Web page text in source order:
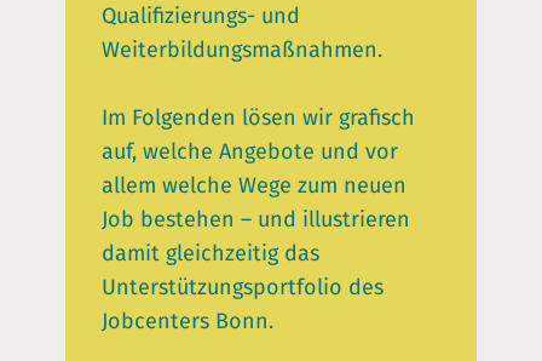
Qualifizierungs- und
Weiterbildungsmaßnahmen.
Im Folgenden lösen wir grafisch
auf, welche Angebote und vor
allem welche Wege zum neuen
Job bestehen – und illustrieren
damit gleichzeitig das
Unterstützungsportfolio des
Jobcenters Bonn.